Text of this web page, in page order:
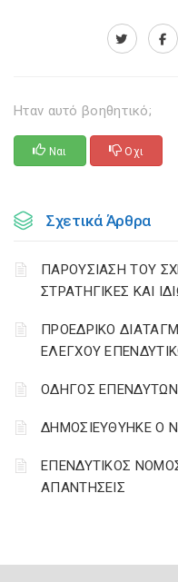
Ηταν αυτό βοηθητικό;
Ναι Οχι
Σχετικά Άρθρα
ΠΑΡΟΥΣΙΑΣΗ ΤΟΥ
ΣΤΡΑΤΗΓΙΚΕΣ ΚΑΙ
ΠΡΟΕΔΡΙΚΟ
ΕΛΕΓΧΟΥ
ΟΔΗΓΟΣ ΕΠΕΝΔΥΤΩΝ
ΔΗΜΟΣΙΕΥΘΥΗΚΕ Ο
ΕΠΕΝΔΥΤΙΚΟΣ
ΑΠΑΝΤΗΣΕΙΣ